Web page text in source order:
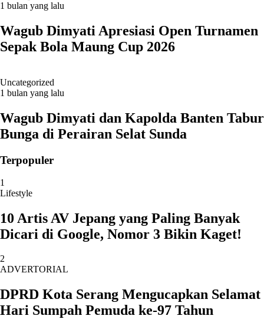
1 bulan yang lalu
Wagub Dimyati Apresiasi Open Turnamen
Sepak Bola Maung Cup 2026
Uncategorized
1 bulan yang lalu
Wagub Dimyati dan Kapolda Banten Tabur
Bunga di Perairan Selat Sunda
Terpopuler
1
Lifestyle
10 Artis AV Jepang yang Paling Banyak
Dicari di Google, Nomor 3 Bikin Kaget!
2
ADVERTORIAL
DPRD Kota Serang Mengucapkan Selamat
Hari Sumpah Pemuda ke-97 Tahun